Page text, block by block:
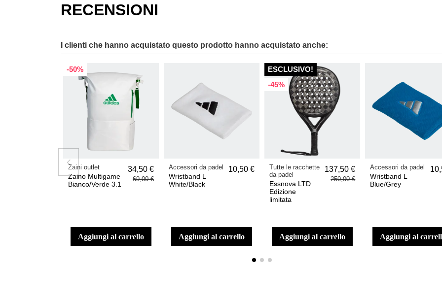
RECENSIONI
I clienti che hanno acquistato questo prodotto hanno acquistato anche:
-50%
Zaini outlet
Zaino Multigame
Bianco/Verde 3.1
34,50 €
69,00 €
aggiungi al carrello
Accessori da padel
Wristband L
White/Black
10,50 €
aggiungi al carrello
ESCLUSIVO!
-45%
Tutte le racchette
da padel
Essnova LTD
Edizione
limitata
137,50 €
250,00 €
aggiungi al carrello
Accessori da padel
Wristband L
Blue/Grey
aggiungi al